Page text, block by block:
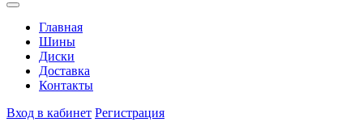
Главная
Шины
Диски
Доставка
Контакты
Вход в кабинет Регистрация